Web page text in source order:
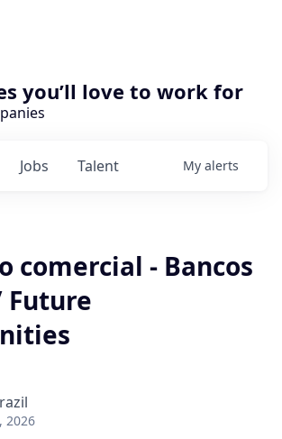
you’ll love to work for
Jobs Talent My alerts
comercial - Bancos
Future
2026